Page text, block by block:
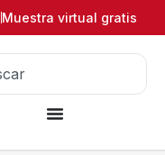
Muestra virtual gratis